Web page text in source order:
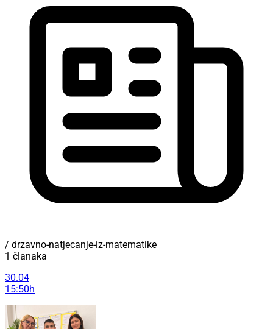
/ drzavno-natjecanje-iz-matematike
1 članaka
30.04
15:50h